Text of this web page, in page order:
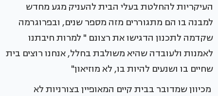
העיקריות להחלטת בעלי הבית להעניק מגע מחדש
למבנה בו הם מתגוררים מזה מספר שנים, ובפרוגרמה
שקדמה לתכנון הדגישו את רצונם " למרות חיבתנו
לאמנות ולעובדה שהיא משולבת בחלל, אנחנו רוצים בית
שחיים בו ושנעים להיות בו, לא מוזיאון"
מכיוון שמדובר בבית קיים המאופיין בצורניות לא